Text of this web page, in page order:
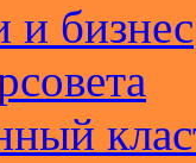
и бизнес